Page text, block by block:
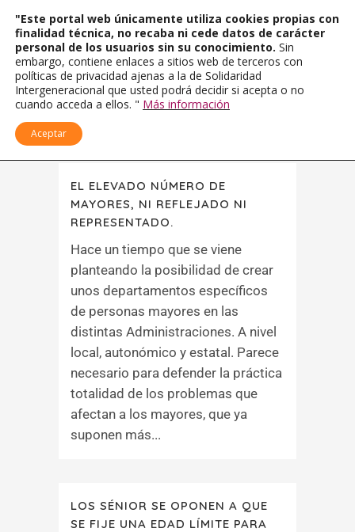
EL ELEVADO NÚMERO DE
MAYORES, NI REFLEJADO NI
REPRESENTADO.
Hace un tiempo que se viene
planteando la posibilidad de crear
unos departamentos específicos
de personas mayores en las
distintas Administraciones. A nivel
local, autonómico y estatal. Parece
necesario para defender la práctica
totalidad de los problemas que
afectan a los mayores, que ya
suponen más...
LOS SÉNIOR SE OPONEN A QUE
SE FIJE UNA EDAD LÍMITE PARA
"Este portal web únicamente utiliza cookies propias con
finalidad técnica, no recaba ni cede datos de carácter
personal de los usuarios sin su conocimiento. Sin
embargo, contiene enlaces a sitios web de terceros con
políticas de privacidad ajenas a la de Solidaridad
Intergeneracional que usted podrá decidir si acepta o no
cuando acceda a ellos. " Más información
Aceptar